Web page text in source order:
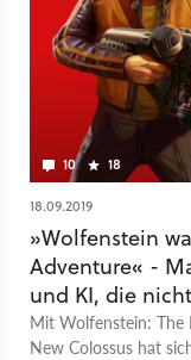
10 18
18.09.2019
»Wolfenstein
Adventure« -
und KI, die
Mit Wolfenstein:
New Colossus hat